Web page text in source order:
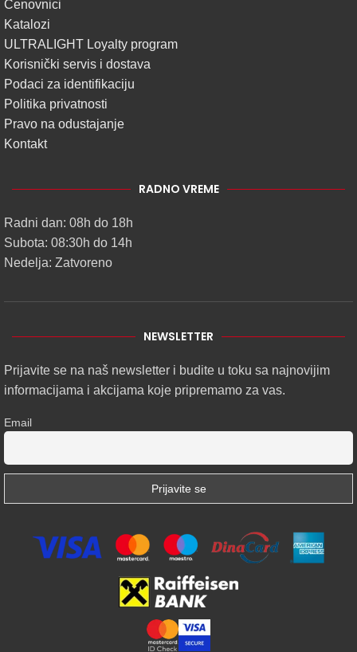
Cenovnici
Katalozi
ULTRALIGHT Loyalty program
Korisnički servis i dostava
Podaci za identifikaciju
Politika privatnosti
Pravo na odustajanje
Kontakt
RADNO VREME
Radni dan: 08h do 18h
Subota: 08:30h do 14h
Nedelja: Zatvoreno
NEWSLETTER
Prijavite se na naš newsletter i budite u toku sa najnovijim
informacijama i akcijama koje pripremamo za vas.
Email